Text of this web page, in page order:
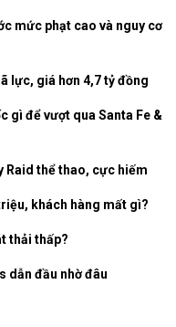
mức phạt cao và nguy cơ
lực, giá hơn 4,7 tỷ đồng
gì để vượt qua Santa Fe &
Raid thể thao, cực hiếm
khách hàng mất gì?
thải thấp?
dẫn đầu nhờ đâu